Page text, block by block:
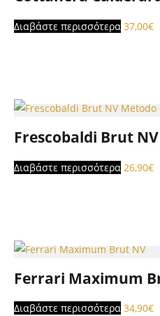
Διαβάστε περισσότερα 37,00€
Frescobaldi Brut
Διαβάστε περισσότερα 26,90€
Ferrari Maximum
Διαβάστε περισσότερα 34,90€